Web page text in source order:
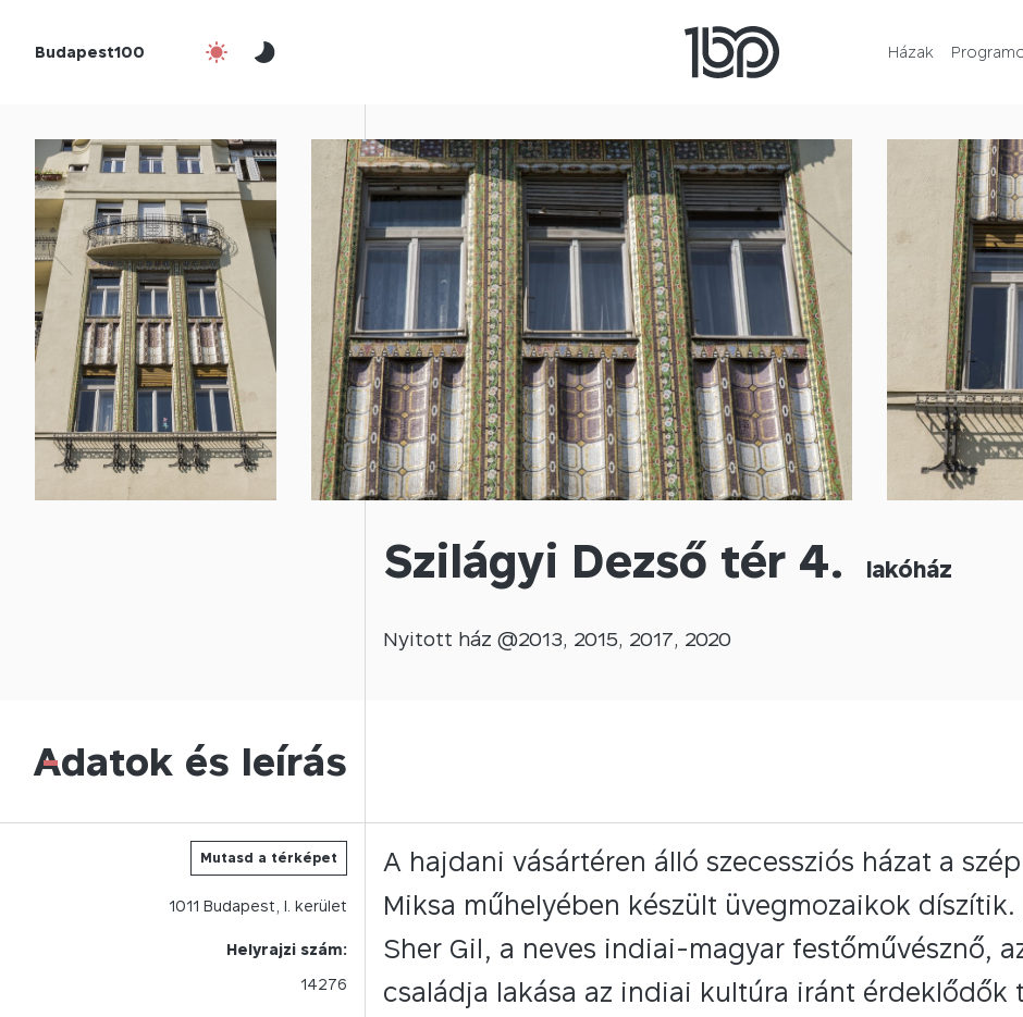
Budapest100 Házak
Szilágyi Dezső tér 4. lakóház
Nyitott ház @2013, 2015, 2017, 2020
Adatok és leírás
-
Mutasd a térképet
1011 Budapest, I. kerület
Helyrajzi szám:
14276
A hajdani vásártéren álló szecessziós házat a
Miksa műhelyében készült üvegmozaikok
Sher Gil, a neves indiai-magyar festőművésznő,
családja lakása az indiai kultúra iránt érdeklődők